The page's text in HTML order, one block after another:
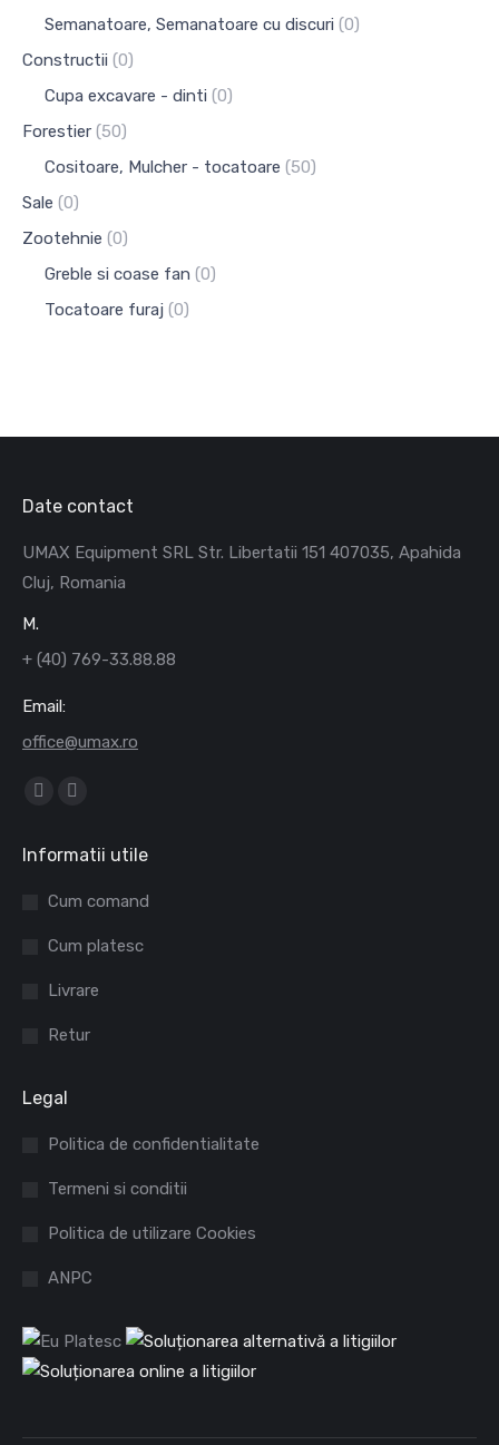
Semanatoare, Semanatoare cu discuri (0)
Constructii (0)
Cupa excavare - dinti (0)
Forestier (50)
Cositoare, Mulcher - tocatoare (50)
Sale (0)
Zootehnie (0)
Greble si coase fan (0)
Tocatoare furaj (0)
Date contact
UMAX Equipment SRL Str. Libertatii 151 407035, Apahida
Cluj, Romania
M.
+ (40) 769-33.88.88
Email:
office@umax.ro
Find us on:
opens
in
window
opens
window
Informatii utile
Cum comand
Cum platesc
Livrare
Retur
Legal
Politica de confidentialitate
Termeni si conditii
Politica de utilizare Cookies
ANPC